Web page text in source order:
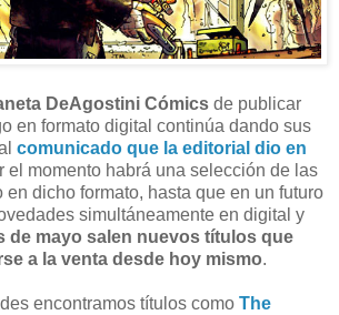
DeAgostini Cómics de publicar
en formato digital continúa dando sus
comunicado que la editorial dio en
el momento habrá una selección de las
en dicho formato, hasta que en un futuro
simultáneamente en digital y
de mayo salen nuevos títulos que
a la venta desde hoy mismo.
encontramos títulos como The